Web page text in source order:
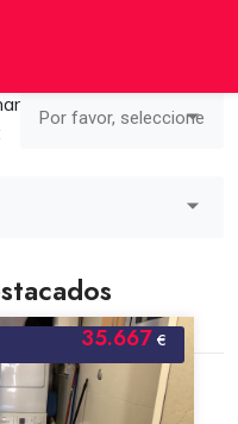
Por favor, seleccione
35.667 €